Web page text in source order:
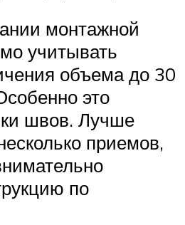
монтажной
учитывать
объема до 30
это
швов. Лучше
приемов,
по